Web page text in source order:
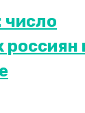
число
россиян